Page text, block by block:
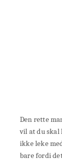
Den rette
vil at du skal
ikke leke
bare fordi